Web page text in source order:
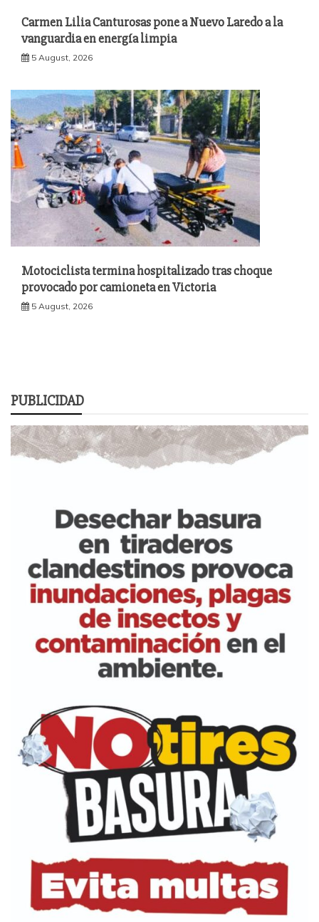
Carmen Lilia Canturosas pone a Nuevo Laredo a la
vanguardia en energía limpia
5 August, 2026
Motociclista termina hospitalizado tras choque
provocado por camioneta en Victoria
5 August, 2026
PUBLICIDAD